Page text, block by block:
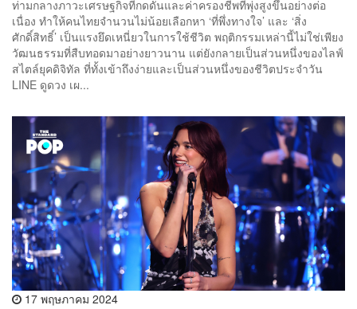
ท่ามกลางภาวะเศรษฐกิจที่กดดันและค่าครองชีพที่พุ่งสูงขึ้นอย่างต่อ
เนื่อง ทำให้คนไทยจำนวนไม่น้อยเลือกหา ‘ที่พึ่งทางใจ’ และ ‘สิ่ง
ศักดิ์สิทธิ์’ เป็นแรงยึดเหนี่ยวในการใช้ชีวิต พฤติกรรมเหล่านี้ไม่ใช่เพียง
วัฒนธรรมที่สืบทอดมาอย่างยาวนาน แต่ยังกลายเป็นส่วนหนึ่งของไลฟ์
สไตล์ยุคดิจิทัล ที่ทั้งเข้าถึงง่ายและเป็นส่วนหนึ่งของชีวิตประจำวัน
LINE ดูดวง เผ...
17 พฤษภาคม 2024